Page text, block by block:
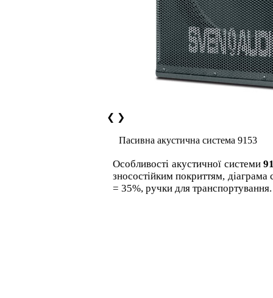
❮ ❯
Пасивна акустична система 9153
Особливості акустичної системи
зносостійким покриттям,
= 35%, ручки для транспортування.